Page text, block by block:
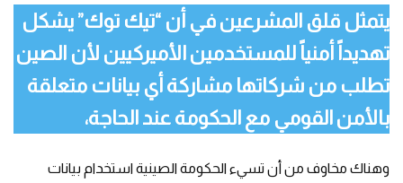
يتمثل قلق المشرعين في أن “تيك توك” يشكل
تهديداً أمنياً للمستخدمين الأميركيين لأن الصين
تطلب من شركاتها مشاركة أي بيانات متعلقة
بالأمن القومي مع الحكومة عند الحاجة،
وهناك مخاوف من أن تسيء الحكومة الصينية استخدام بيانات